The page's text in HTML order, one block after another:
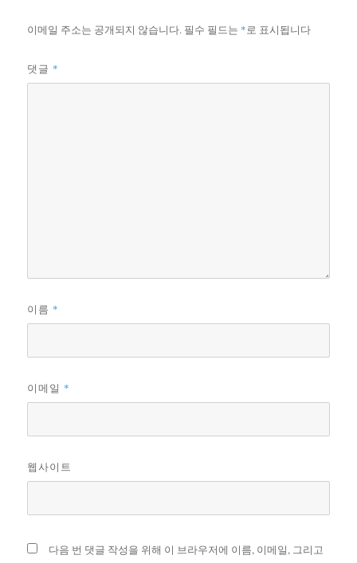
이메일 주소는 공개되지 않습니다. 필수 필드는 *로 표시됩니다
댓글 *
이름 *
이메일 *
웹사이트
다음 번 댓글 작성을 위해 이 브라우저에 이름, 이메일, 그리고